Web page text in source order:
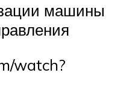
машины
watch?